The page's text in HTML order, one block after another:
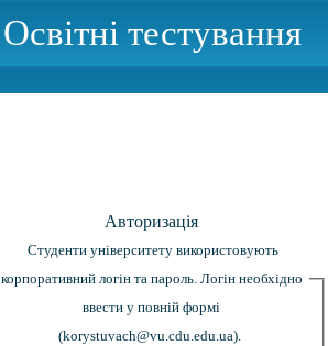
Освітні тестування
Авторизація
Студенти університету використовують
корпоративний логін та пароль. Логін необхідно
ввести у повній формі
(korystuvach@vu.cdu.edu.ua).